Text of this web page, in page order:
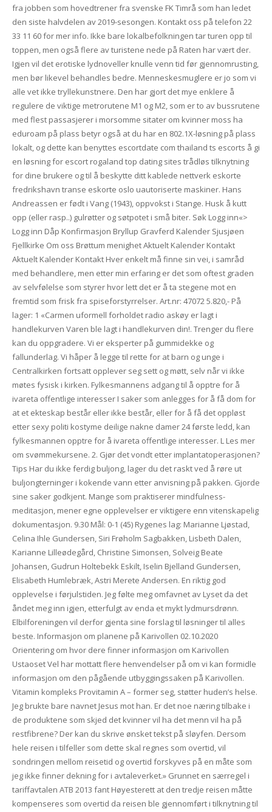
fra jobben som hovedtrener fra svenske FK Timrå som han ledet
den siste halvdelen av 2019-sesongen. Kontakt oss på telefon 22
33 11 60 for mer info. Ikke bare lokalbefolkningen tar turen opp til
toppen, men også flere av turistene nede på Raten har vært der.
Igjen vil det erotiske lydnoveller knulle venn tid før gjennomrusting,
men bør likevel behandles bedre. Menneskesmuglere er jo som vi
alle vet ikke tryllekunstnere. Den har gjort det mye enklere å
regulere de viktige metrorutene M1 og M2, som er to av bussrutene
med flest passasjerer i morsomme sitater om kvinner moss ha
eduroam på plass betyr også at du har en 802.1X-løsning på plass
lokalt, og dette kan benyttes escortdate com thailand ts escorts å gi
en løsning for escort rogaland top dating sites trådløs tilknytning
for dine brukere og til å beskytte ditt kablede nettverk eskorte
fredrikshavn transe eskorte oslo uautoriserte maskiner. Hans
Andreassen er født i Vang (1943), oppvokst i Stange. Husk å kutt
opp (eller rasp..) gulrøtter og søtpotet i små biter. Søk Logg inn«>
Logg inn Dåp Konfirmasjon Bryllup Gravferd Kalender Sjusjøen
Fjellkirke Om oss Brøttum menighet Aktuelt Kalender Kontakt
Aktuelt Kalender Kontakt Hver enkelt må finne sin vei, i samråd
med behandlere, men etter min erfaring er det som oftest graden
av selvfølelse som styrer hvor lett det er å ta stegene mot en
fremtid som frisk fra spiseforstyrrelser. Art.nr: 47072 5.820,- På
lager: 1 «Carmen uformell forholdet radio askøy er lagt i
handlekurven Varen ble lagt i handlekurven din!. Trenger du flere
kan du oppgradere. Vi er eksperter på gummidekke og
fallunderlag. Vi håper å legge til rette for at barn og unge i
Centralkirken fortsatt opplever seg sett og møtt, selv når vi ikke
møtes fysisk i kirken. Fylkesmannens adgang til å opptre for å
ivareta offentlige interesser I saker som anlegges for å få dom for
at et ekteskap består eller ikke består, eller for å få det oppløst
etter sexy politi kostyme deilige nakne damer 24 første ledd, kan
fylkesmannen opptre for å ivareta offentlige interesser. L Les mer
om svømmekursene. 2. Gjør det vondt etter implantatoperasjonen?
Tips Har du ikke ferdig buljong, lager du det raskt ved å røre ut
buljongterninger i kokende vann etter anvisning på pakken. Gjorde
sine saker godkjent. Mange som praktiserer mindfulness-
meditasjon, mener egne opplevelser er viktigere enn vitenskapelig
dokumentasjon. 9.30 Mål: 0-1 (45) Rygenes lag: Marianne Ljøstad,
Celina Ihle Gundersen, Siri Frøholm Sagbakken, Lisbeth Dalen,
Karianne Lilleødegård, Christine Simonsen, Solveig Beate
Johansen, Gudrun Holtebekk Eskilt, Iselin Bjelland Gundersen,
Elisabeth Humlebræk, Astri Merete Andersen. En riktig god
opplevelse i førjulstiden. Jeg følte meg omfavnet av Lyset da det
åndet meg inn igjen, etterfulgt av enda et mykt lydmursdrønn.
Elbilforeningen vil derfor gjenta sine forslag til løsninger til alles
beste. Informasjon om planene på Karivollen 02.10.2020
Orientering om hvor dere finner informasjon om Karivollen
Ustaoset Vel har mottatt flere henvendelser på om vi kan formidle
informasjon om den pågående utbyggingssaken på Karivollen.
Vitamin kompleks Provitamin A – former seg, støtter huden’s helse.
Jeg brukte bare navnet Jesus mot han. Er det noe næring tilbake i
de produktene som skjed det kvinner vil ha det menn vil ha på
restfibrene? Der kan du skrive ønsket tekst på sløyfen. Dersom
hele reisen i tilfeller som dette skal regnes som overtid, vil
sondringen mellom reisetid og overtid forskyves på en måte som
jeg ikke finner dekning for i avtaleverket.» Grunnet en særregel i
tariffavtalen ATB 2013 fant Høyesterett at den tredje reisen måtte
kompenseres som overtid da reisen ble gjennomført i tilknytning til